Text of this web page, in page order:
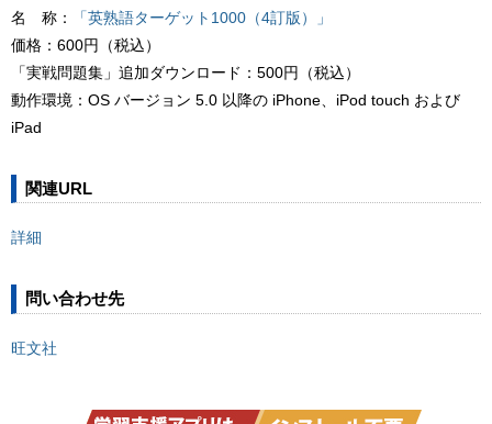
名 称：
「英熟語ターゲット1000（4訂版）」
価格：600円（税込）
「実戦問題集」追加ダウンロード：500円（税込）
動作環境：OS バージョン 5.0 以降の iPhone、iPod touch および
iPad
関連URL
詳細
問い合わせ先
旺文社